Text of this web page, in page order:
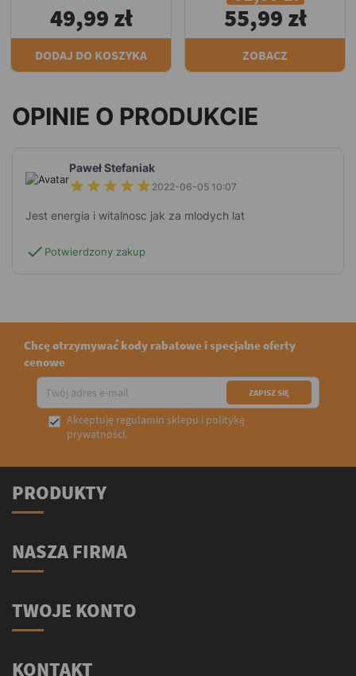
49,99 zł
DODAJ DO KOSZYKA
55,99 zł
ZOBACZ
OPINIE O PRODUKCIE
Paweł Stefaniak
2022-06-05 10:07
Jest energia i witalnosc jak za mlodych lat
check Potwierdzony zakup
Chcę otrzymywać kody rabatowe i specjalne oferty
cenowe
 Akceptuję regulamin sklepu i politykę
prywatności.
PRODUKTY
NASZA FIRMA
TWOJE KONTO
KONTAKT